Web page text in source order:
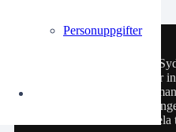
Personuppgifter
Samtliga bilder hör till HD-
upphovsrättslagen. De får
Köp av bild innebär att
privat bruk eller för